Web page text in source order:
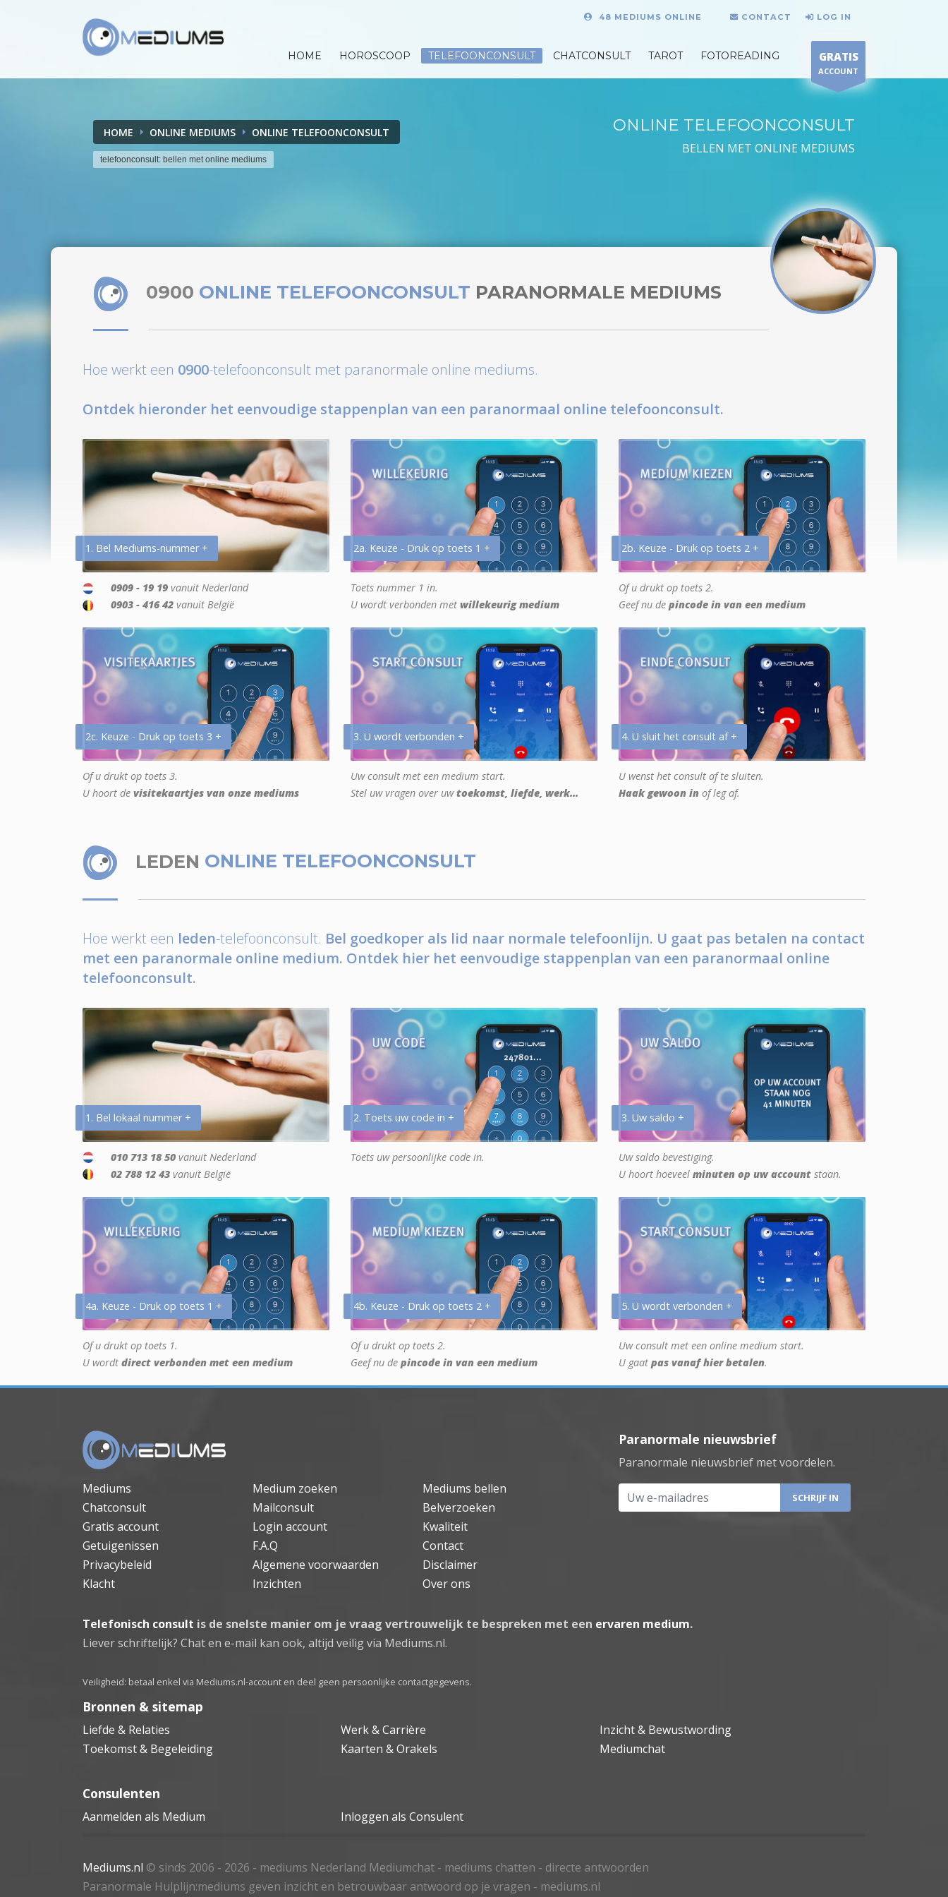
48 MEDIUMS ONLINE CONTACT LOG IN
HOME HOROSCOOP TELEFOONCONSULT CHATCONSULT TAROT FOTOREADING GRATIS
ACCOUNT
HOME ONLINE MEDIUMS ONLINE TELEFOONCONSULT
telefoonconsult: bellen met online mediums
ONLINE TELEFOONCONSULT
BELLEN MET ONLINE MEDIUMS
0900 ONLINE TELEFOONCONSULT PARANORMALE MEDIUMS
Hoe werkt een 0900-telefoonconsult met paranormale online mediums.
Ontdek hieronder het eenvoudige stappenplan van een paranormaal online telefoonconsult.
1. Bel Mediums-nummer +
0909 - 19 19 vanuit Nederland
0903 - 416 42 vanuit België
2a. Keuze - Druk op toets 1 +
Toets nummer 1 in.
U wordt verbonden met willekeurig medium
2b. Keuze - Druk op toets 2 +
Of u drukt op toets 2.
Geef nu de pincode in van een medium
2c. Keuze - Druk op toets 3 +
Of u drukt op toets 3.
U hoort de visitekaartjes van onze mediums
3. U wordt verbonden +
Uw consult met een medium start.
Stel uw vragen over uwtoekomst, liefde, werk...
4. U sluit het consult af +
U wenst het consult af te sluiten.
Haak gewoon in of leg af.
LEDEN ONLINE TELEFOONCONSULT
Hoe werkt een leden-telefoonconsult. Bel goedkoper als lid naar normale telefoonlijn. U gaat pas betalen na contact
met een paranormale online medium. Ontdek hier het eenvoudige stappenplan van een paranormaal online
telefoonconsult.
1. Bel lokaal nummer +
010 713 18 50 vanuit Nederland
02 788 12 43 vanuit België
2. Toets uw code in +
Toets uw persoonlijke code in.
3. Uw saldo +
Uw saldo bevestiging.
U hoort hoeveel minuten op uw account staan.
4a. Keuze - Druk op toets 1 +
Of u drukt op toets 1.
U wordt direct verbonden met een medium
4b. Keuze - Druk op toets 2 +
Of u drukt op toets 2.
Geef nu de pincode in van een medium
5. U wordt verbonden +
Uw consult met een online medium start.
U gaat pas vanaf hier betalen.
Mediums Medium zoeken
Mediums bellen
Chatconsult
Mailconsult
Belverzoeken
Gratis account
Login account
Kwaliteit
Getuigenissen
F.A.Q
Contact
Privacybeleid
Algemene voorwaarden
Disclaimer
Klacht
Inzichten Over ons
Paranormale nieuwsbrief
Paranormale nieuwsbrief met voordelen.
Uw e-mailadres
Telefonisch consult is de snelste manier om je vraag vertrouwelijk te bespreken met een ervaren medium.
Liever schriftelijk? Chat en e-mail kan ook, altijd veilig via Mediums.nl.
Veiligheid: betaal enkel via Mediums.nl-account en deel geen persoonlijke contactgegevens.
Bronnen & sitemap
Liefde & Relaties Werk & Carrière
Inzicht & Bewustwording
Toekomst & Begeleiding
Kaarten & Orakels Mediumchat
Consulenten
Aanmelden als Medium Inloggen als Consulent
Mediums.nl © sinds 2006 - 2026 - mediums Nederland Mediumchat - mediums chatten - directe antwoorden
Paranormale Hulplijn:mediums geven inzicht en betrouwbaar antwoord op je vragen - mediums.nl